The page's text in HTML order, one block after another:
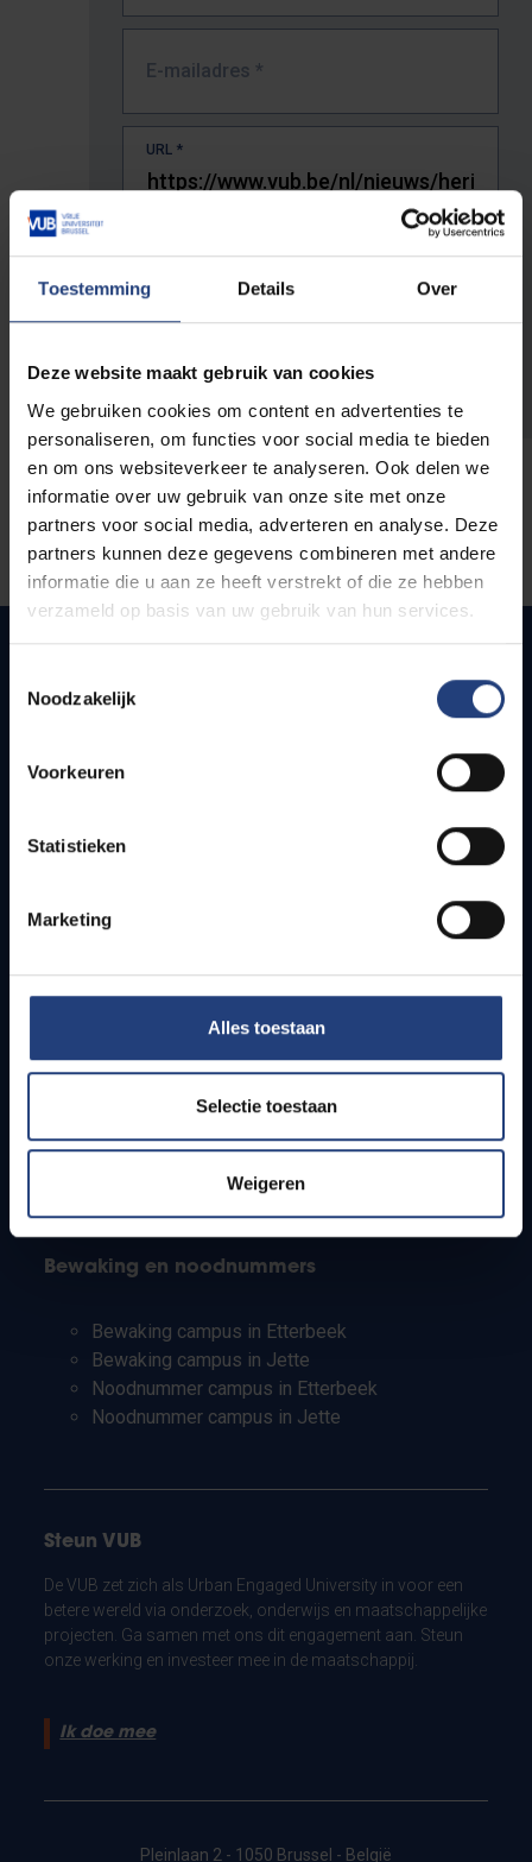
Toestemming Details Over
Deze website maakt gebruik van cookies
We gebruiken cookies om content en advertenties te
personaliseren, om functies voor social media te bieden
en om ons websiteverkeer te analyseren. Ook delen we
informatie over uw gebruik van onze site met onze
partners voor social media, adverteren en analyse. Deze
partners kunnen deze gegevens combineren met andere
informatie die u aan ze heeft verstrekt of die ze hebben
verzameld op basis van uw gebruik van hun services.
Noodzakelijk
Voorkeuren
Statistieken
Marketing
Alles toestaan
Selectie toestaan
Weigeren
E-mailadres *
URL *
De volledige URL van de pagina waar je de fout zag.
Snel naar
Bereikbaarheid
Studenten
PhD-studenten
Leerkrachten en secundaire scholen
Bewaking en noodnummers
Bewaking campus in Etterbeek
Bewaking campus in Jette
Noodnummer campus in Etterbeek
Noodnummer campus in Jette
Steun VUB
De VUB zet zich als Urban Engaged University in voor een
betere wereld via onderzoek, onderwijs en maatschappelijke
projecten. Ga samen met ons dit engagement aan. Steun
onze werking en investeer mee in de maatschappij.
Ik doe mee
Pleinlaan 2 - 1050 Brussel - België